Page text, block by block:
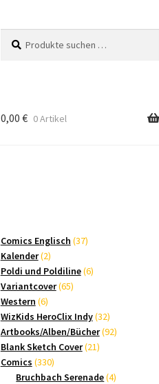
nach:
0,00 € 0 Artikel
Comics Englisch 3737
Kalender 22
Produkte
Poldi und Poldiline 66
Variantcover 6565
Western 66
Produkte
WizKids HeroClix Indy 3232
Produkte
Artbooks/Alben/Bücher 9292
Blank Sketch Cover 2121
Comics 330330
Produkte
Bruchbach Serenade 44